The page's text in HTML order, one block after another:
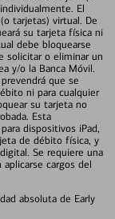
El
tarjetas) virtual. De
su tarjeta física ni
debe bloquearse
solicitar o eliminar un
y/o la Banca Móvil.
que se
ni para cualquier
su tarjeta no
Esta
dispositivos iPad,
de débito física, y
Se requiere una
cargos del
absoluta de Early